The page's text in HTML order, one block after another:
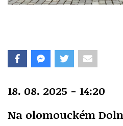
18. 08. 2025 - 14:20
Na olomouckém